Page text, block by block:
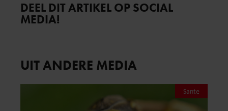
DEEL DIT ARTIKEL OP SOCIAL
MEDIA!
UIT ANDERE MEDIA
Sante